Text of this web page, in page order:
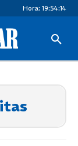
Hora: 19:54:15